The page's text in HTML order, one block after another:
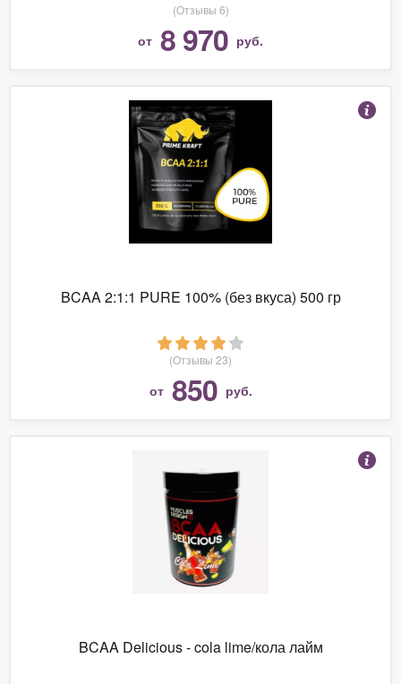
(Отзывы 6)
от 8 970 руб.
BCAA 2:1:1 PURE 100% (без вкуса) 500 гр
(Отзывы 23)
от 850 руб.
BCAA Delicious - cola lime/кола лайм